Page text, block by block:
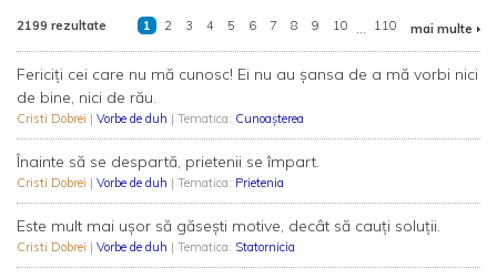
2199 rezultate 1 2 3 4 5 6 7 8 9 10 ... 110 mai multe
Fericiți cei care nu mă cunosc! Ei nu au șansa de a mă vorbi nici
de bine, nici de rău.
Cristi Dobrei | Vorbe de duh | Tematica: Cunoașterea
Înainte să se despartă, prietenii se împart.
Cristi Dobrei | Vorbe de duh | Tematica: Prietenia
Este mult mai ușor să găsești motive, decât să cauți soluții.
Cristi Dobrei | Vorbe de duh | Tematica: Statornicia